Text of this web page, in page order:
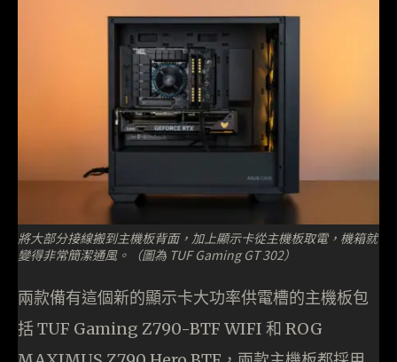
將大部分接線搬到主機板背面，加上顯示卡從主機板取電，機箱就
變得非常簡潔通風。（圖為 TUF Gaming GT 302）
兩款備有這個新的顯示卡大功率供電槽的主機板包
括 TUF Gaming Z790-BTF WIFI 和 ROG